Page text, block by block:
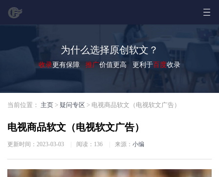
为什么选择原创软文？
收录更有保障 推广价值更高 更利于百度收录
当前位置： 主页 > 疑问专区 > 电视商品软文（电视软文广告）
电视商品软文（电视软文广告）
更新时间：2023-03-03 阅读： 136 来源： 小编